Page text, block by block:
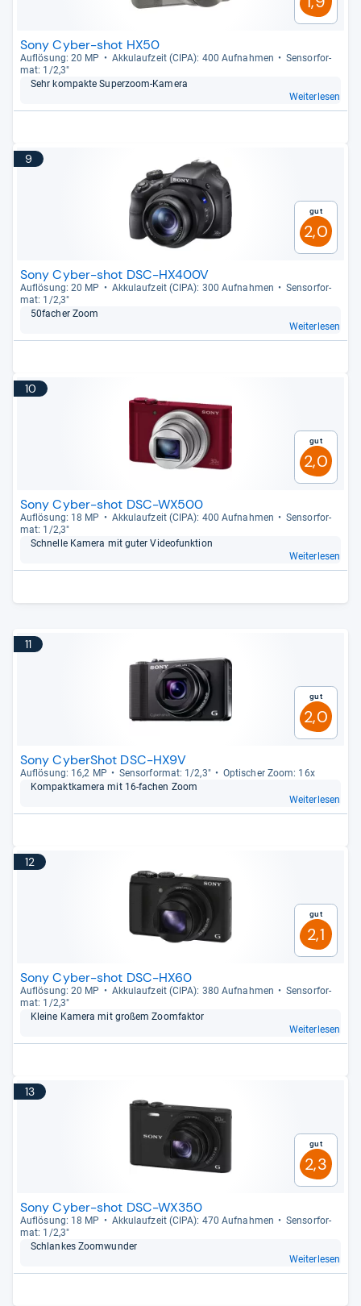
Sony Cyber-shot HX50
Auf­lö­sung: 20 MP Akku­lauf­zeit (CIPA): 400 Auf­nah­men
Sen­sor­for­
mat: 1/2,3"
Sehr kom­pakte Super­zoom-​Kamera
Weiterlesen
9
Gut
2,0
Sony Cyber-shot DSC-HX400V
Auf­lö­sung: 20 MP Akku­lauf­zeit (CIPA): 300 Auf­nah­men
Sen­sor­for­
mat: 1/2,3"
50facher Zoom
Weiterlesen
10
Gut
2,0
Sony Cyber-shot DSC-WX500
Auf­lö­sung: 18 MP Akku­lauf­zeit (CIPA): 400 Auf­nah­men
Sen­sor­for­
mat: 1/2,3"
Schnelle Kamera mit guter Video­funk­tion
Weiterlesen
11
Gut
2,0
Sony CyberShot DSC-HX9V
Auf­lö­sung: 16,2 MP Sen­sor­for­mat: 1/2,3"
Opti­scher Zoom: 16x
Kom­pakt­ka­mera mit 16-​fachen Zoom
Weiterlesen
12
Gut
2,1
Sony Cyber-shot DSC-HX60
Auf­lö­sung: 20 MP Akku­lauf­zeit (CIPA): 380 Auf­nah­men
Sen­sor­for­
mat: 1/2,3"
Kleine Kamera mit großem Zoom­fak­tor
Weiterlesen
13
Gut
2,3
Sony Cyber-shot DSC-WX350
Auf­lö­sung: 18 MP Akku­lauf­zeit (CIPA): 470 Auf­nah­men
Sen­sor­for­
mat: 1/2,3"
Schlan­kes Zoom­wun­der
Weiterlesen